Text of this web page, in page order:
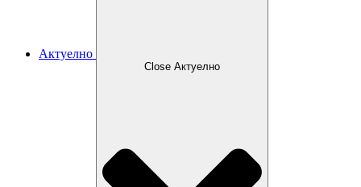
Актуелно
Close Актуелно